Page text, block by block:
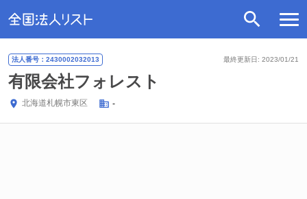
最終更新日: 2023/01/21
法人番号：2430002032013
有限会社フォレスト
北海道札幌市東区 -